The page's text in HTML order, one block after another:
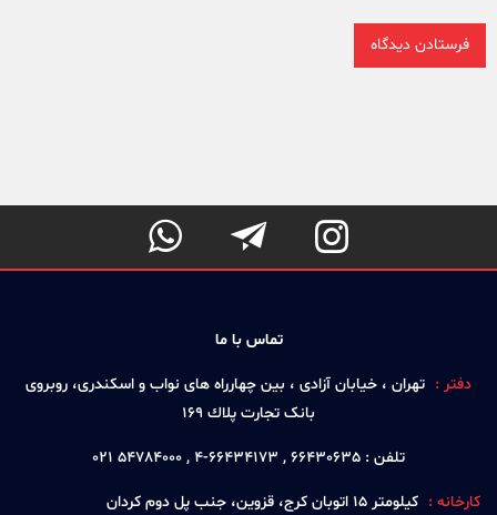



تماس با ما
دفتر : تهران ، خيابان آزادی ، بين چهارراه های نواب و اسكندری، روبروی
بانک تجارت پلاك 169
تلفن : 66430635 , 66434173-4 , 54784000 021
کارخانه : كيلومتر 15 اتوبان كرج، قزوين، جنب پل دوم كردان